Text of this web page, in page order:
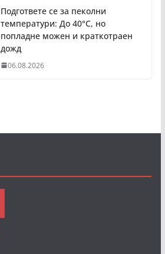
Подгответе се за пеколни
температури: До 40°C, но
попладне можен и краткотраен
дожд
06.08.2026